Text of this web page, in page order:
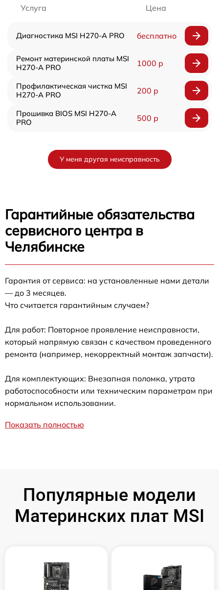
Услуга Цена
Диагностика MSI H270-A PRO бесплатно
Ремонт материнской платы MSI
H270-A PRO
1000 р
Профилактическая чистка MSI
H270-A PRO
200 р
Прошивка BIOS MSI H270-A
PRO
500 р
У меня другая неисправность
Гарантийные обязательства
сервисного центра в
Челябинске
Гарантия от сервиса: на установленные нами детали
— до 3 месяцев.
Что считается гарантийным случаем?
Для работ: Повторное проявление неисправности,
который напрямую связан с качеством проведенного
ремонта (например, некорректный монтаж запчасти).
Для комплектующих: Внезапная поломка, утрата
работоспособности или техническим параметрам при
нормальном использовании.
Показать полностью
Популярные модели
Материнских плат MSI